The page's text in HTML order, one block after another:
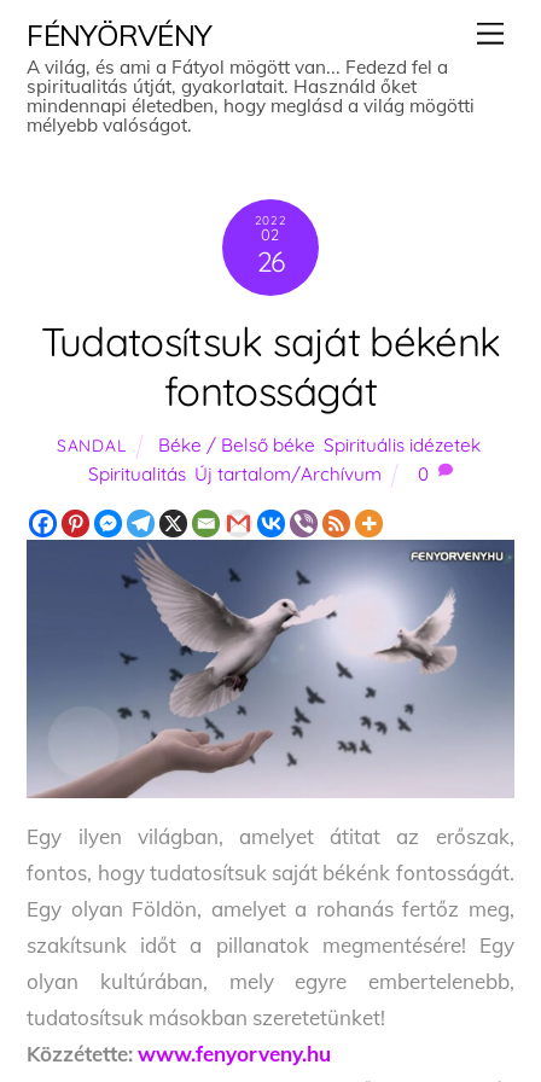
content
FÉNYÖRVÉNY
A világ, és ami a Fátyol mögött van... Fedezd fel a
spiritualitás útját, gyakorlatait. Használd őket
mindennapi életedben, hogy meglásd a világ mögötti
mélyebb valóságot.
2022
02
26
Tudatosítsuk saját békénk
fontosságát
SANDAL Béke / Belső béke Spirituális idézetek,
Spiritualitás, Új tartalom/Archívum 0
Egy ilyen világban, amelyet átitat az erőszak,
fontos, hogy tudatosítsuk saját békénk fontosságát.
Egy olyan Földön, amelyet a rohanás fertőz meg,
szakítsunk időt a pillanatok megmentésére! Egy
olyan kultúrában, mely egyre embertelenebb,
tudatosítsuk másokban szeretetünket!
Közzétette: www.fenyorveny.hu